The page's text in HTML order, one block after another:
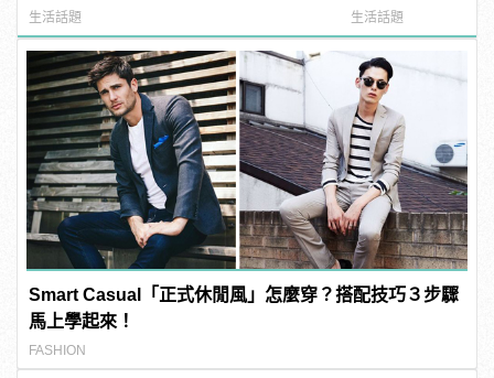
驚悚電影！ | manfashion這樣變型男
生活話題
型男
生活話題
Smart Casual「正式休閒風」怎麼穿？搭配技巧３步驟
馬上學起來！
FASHION